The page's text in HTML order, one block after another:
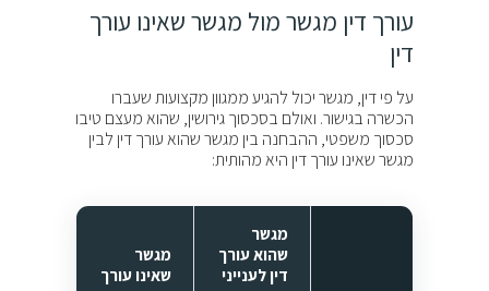
עורך דין מגשר מול מגשר שאינו עורך
דין
על פי דין, מגשר יכול להגיע ממגוון מקצועות שעברו
הכשרה בגישור. ואולם בסכסוך גירושין, שהוא מעצם טיבו
סכסוך משפטי, ההבחנה בין מגשר שהוא עורך דין לבין
מגשר שאינו עורך דין היא מהותית:
מגשר
שהוא עורך
דין לענייני
מגשר
שאינו עורך